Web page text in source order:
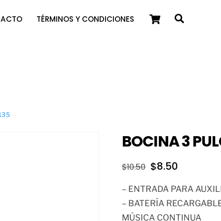
Cart
TÉRMINOS Y CONDICIONES
BOCINA 3
$10.50 El
original
era:
$8.50
actual
es:
– ENTRADA PARA
– BATERÍA
MÚSICA CONTINUA